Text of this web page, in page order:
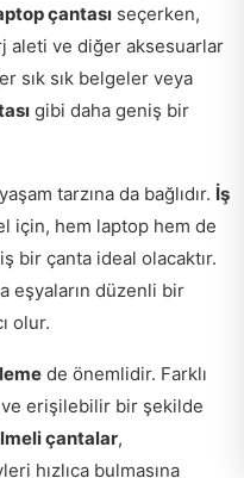
çantası seçerken,
aleti ve diğer aksesuarlar
sık sık belgeler veya
gibi daha geniş bir
tarzına da bağlıdır. İş
için, hem laptop hem de
bir çanta ideal olacaktır.
eşyaların düzenli bir
olur.
de önemlidir. Farklı
ve erişilebilir bir şekilde
çantalar,
hızlıca bulmasına